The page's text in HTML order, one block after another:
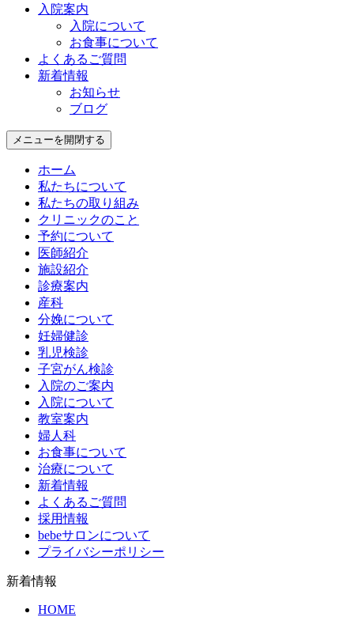
入院案内
入院について
お食事について
よくあるご質問
新着情報
お知らせ
ブログ
メニューを開閉する
ホーム
私たちについて
私たちの取り組み
クリニックのこと
予約について
医師紹介
施設紹介
診療案内
産科
分娩について
妊婦健診
乳児検診
子宮がん検診
入院のご案内
入院について
教室案内
婦人科
お食事について
治療について
新着情報
よくあるご質問
採用情報
bebeサロンについて
プライバシーポリシー
新着情報
HOME